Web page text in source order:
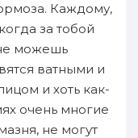
Каждому,
за тобой
можешь
ватными и
и хоть как-
очень многие
не могут